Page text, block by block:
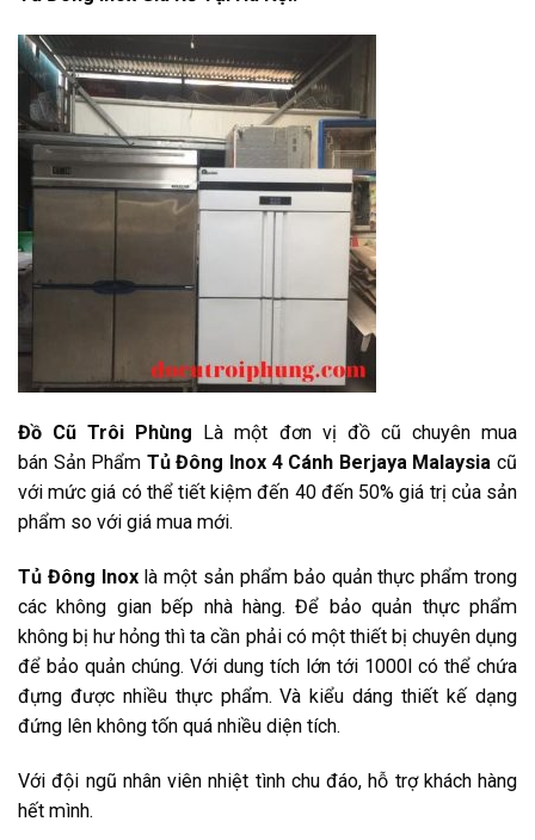
Đồ Cũ Trôi Phùng Là một đơn vị đồ cũ chuyên mua
bán Sản Phẩm Tủ Đông Inox 4 Cánh Berjaya Malaysia cũ
với mức giá có thể tiết kiệm đến 40 đến 50% giá trị của sản
phẩm so với giá mua mới.
Tủ Đông Inoxlà một sản phẩm bảo quản thực phẩm trong
các không gian bếp nhà hàng. Để bảo quản thực phẩm
không bị hư hỏng thì ta cần phải có một thiết bị chuyên dụng
để bảo quản chúng. Với dung tích lớn tới 1000l có thể chứa
đựng được nhiều thực phẩm. Và kiểu dáng thiết kế dạng
đứng lên không tốn quá nhiều diện tích.
Với đội ngũ nhân viên nhiệt tình chu đáo, hỗ trợ khách hàng
hết mình.